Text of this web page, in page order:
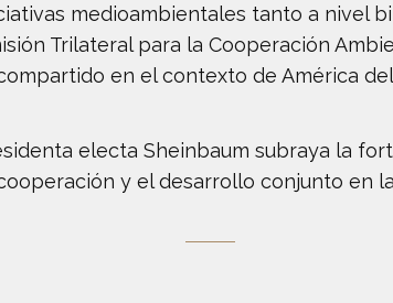
medioambientales tanto a nivel
Trilateral para la Cooperación
en el contexto de América
electa Sheinbaum subraya la
y el desarrollo conjunto en